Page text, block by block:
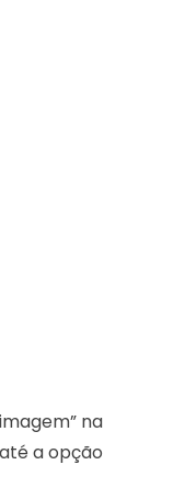
na
a opção